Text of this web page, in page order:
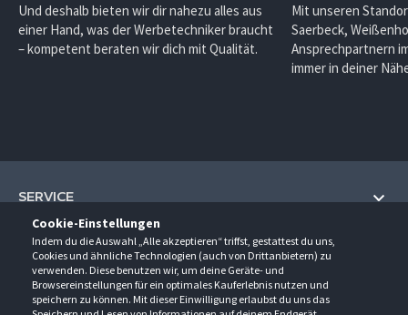
Cookie-Einstellungen
Indem du die Auswahl „Alle akzeptieren“ triffst, gestattest du uns,
Cookies und ähnliche Technologien (auch von Drittanbietern) zu
verwenden. Diese benutzen wir, um deine Geräte- und
Browsereinstellungen für ein optimales Kauferlebnis nutzen und
speichern zu können. Mit dieser Einwilligung erlaubst du uns das
Und deshalb bieten wir dir nahezu alles aus
einer Hand, was der Werbetechniker braucht
– kompetent beraten wir dich mit Qualität.
Mit unseren
Saerbeck,
Ansprechpartnern
immer in deiner
SERVICE
Hilfe und Information
Fragen und Antworten (FAQ)
Kontakt
UNTERNEHMEN
Über uns
Anfahrt
KONTAKT